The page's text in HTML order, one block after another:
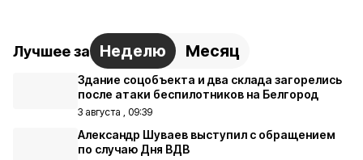
Лучшее за Неделю Месяц
Здание соцобъекта и два склада загорелись
после атаки беспилотников на Белгород
3 августа , 09:39
Александр Шуваев выступил с обращением
по случаю Дня ВДВ